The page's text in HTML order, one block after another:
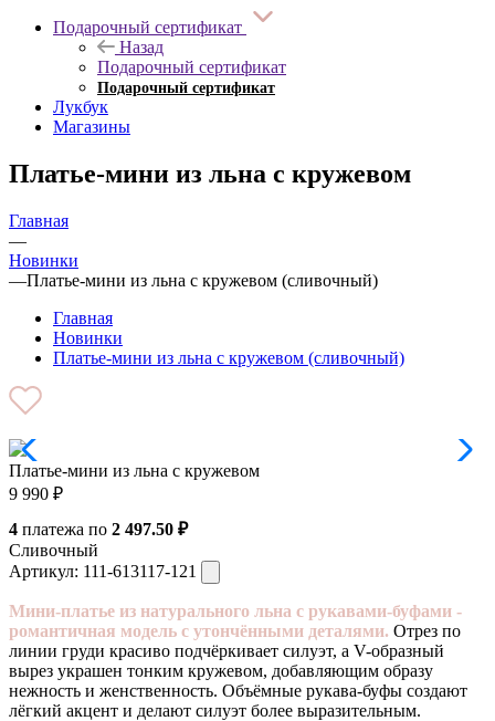
Подарочный сертификат
Назад
Подарочный сертификат
Подарочный сертификат
Лукбук
Магазины
Платье-мини из льна с кружевом
Главная
—
Новинки
—Платье-мини из льна с кружевом (сливочный)
Главная
Новинки
Платье-мини из льна с кружевом (сливочный)
Платье-мини из льна с кружевом
9 990 ₽
4 платежа по 2 497.50 ₽
Сливочный
Артикул: 111-613117-121
Мини-платье из натурального льна с рукавами-буфами -
романтичная модель с утончёнными деталями. Отрез по
линии груди красиво подчёркивает силуэт, а V-образный
вырез украшен тонким кружевом, добавляющим образу
нежность и женственность. Объёмные рукава-буфы создают
лёгкий акцент и делают силуэт более выразительным.